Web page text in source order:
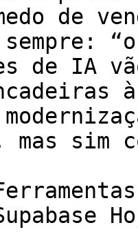
de
sempre:
de IA
mas sim